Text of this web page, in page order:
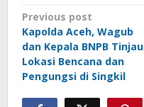
Post
navigation
Previous post
Kapolda Aceh, Wagub
dan Kepala BNPB Tinjau
Lokasi Bencana dan
Pengungsi di Singkil